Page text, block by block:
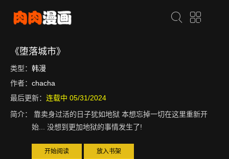
《堕落城市》
类型： 韩漫
作者： chacha
最后更新： 连载中 05/31/2024
简介：
靠卖身过活的日子犹如地狱 本想忘掉一切在这里重新开
始... 没想到更加地狱的事情发生了!
开始阅读 放入书架